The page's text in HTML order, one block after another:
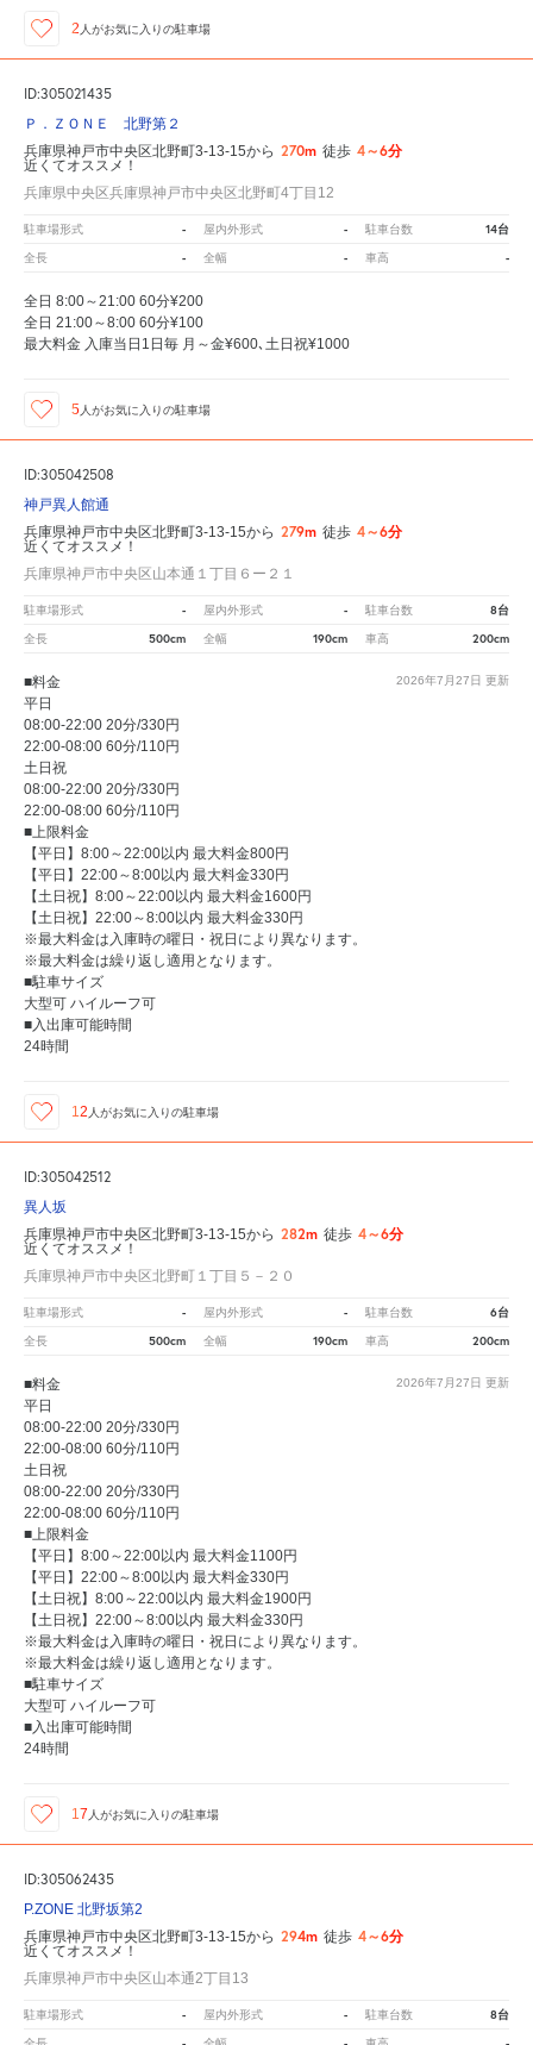
2 人がお気に入りの駐車場
ID:305021435
Ｐ．ＺＯＮＥ 北野第２
兵庫県神戸市中央区北野町3-13-15から 270m 徒歩 4～6分
近くてオススメ！
兵庫県中央区兵庫県神戸市中央区北野町4丁目12
駐車場形式 - 屋内外形式 - 駐車台数 14台
全長 - 全幅 - 車高 -
全日 8:00～21:00 60分¥200
全日 21:00～8:00 60分¥100
最大料金 入庫当日1日毎 月～金¥600､土日祝¥1000
5 人がお気に入りの駐車場
ID:305042508
神戸異人館通
兵庫県神戸市中央区北野町3-13-15から 279m 徒歩 4～6分
近くてオススメ！
兵庫県神戸市中央区山本通１丁目６ー２１
駐車場形式 - 屋内外形式 - 駐車台数 8台
全長 500cm 全幅 190cm 車高 200cm
2026年7月27日 更新
■料金
平日
08:00-22:00 20分/330円
22:00-08:00 60分/110円
土日祝
08:00-22:00 20分/330円
22:00-08:00 60分/110円
■上限料金
【平日】8:00～22:00以内 最大料金800円
【平日】22:00～8:00以内 最大料金330円
【土日祝】8:00～22:00以内 最大料金1600円
【土日祝】22:00～8:00以内 最大料金330円
※最大料金は入庫時の曜日・祝日により異なります。
※最大料金は繰り返し適用となります。
■駐車サイズ
大型可 ハイルーフ可
■入出庫可能時間
24時間
12 人がお気に入りの駐車場
ID:305042512
異人坂
兵庫県神戸市中央区北野町3-13-15から 282m 徒歩 4～6分
近くてオススメ！
兵庫県神戸市中央区北野町１丁目５－２０
駐車場形式 - 屋内外形式 - 駐車台数 6台
全長 500cm 全幅 190cm 車高 200cm
2026年7月27日 更新
■料金
平日
08:00-22:00 20分/330円
22:00-08:00 60分/110円
土日祝
08:00-22:00 20分/330円
22:00-08:00 60分/110円
■上限料金
【平日】8:00～22:00以内 最大料金1100円
【平日】22:00～8:00以内 最大料金330円
【土日祝】8:00～22:00以内 最大料金1900円
【土日祝】22:00～8:00以内 最大料金330円
※最大料金は入庫時の曜日・祝日により異なります。
※最大料金は繰り返し適用となります。
■駐車サイズ
大型可 ハイルーフ可
■入出庫可能時間
24時間
17 人がお気に入りの駐車場
ID:305062435
P.ZONE 北野坂第2
兵庫県神戸市中央区北野町3-13-15から 294m 徒歩 4～6分
近くてオススメ！
兵庫県神戸市中央区山本通2丁目13
駐車場形式 - 屋内外形式 - 駐車台数 8台